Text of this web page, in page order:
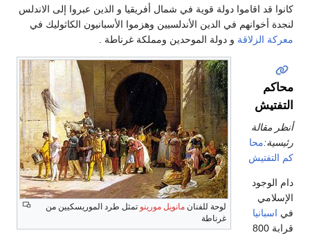
كانوا قد اقاموا دولة قوية في شمال أفريقيا و الذين عبروا إلى الاندلس
لنجدة أخوانهم في الدين الأندلسيين وهزموا الأسبانيون الكاثوليك في
معركة الزلاقة و دولة الموحدين ومملكة غرناطة .
لوحة للفنان مانويل مورينو تمثل طرد الموريسكيين من
غرناطة
محاكم
التفتيش
أنظر مقالة
رئيسية:محا
كم التفتيش
دام الوجود
الإسلامي
في اسبانيا
قرابة 800